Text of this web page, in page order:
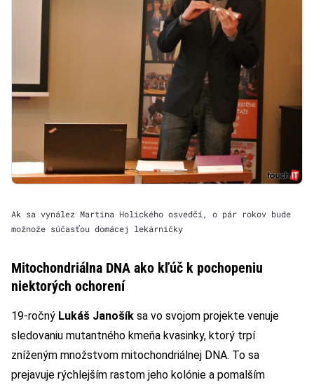
Ak sa vynález Martina Holického osvedčí, o pár rokov bude
možnože súčasťou domácej lekárničky
Mitochondriálna DNA ako kľúč k pochopeniu
niektorých ochorení
19-ročný Lukáš Janošík sa vo svojom projekte venuje
sledovaniu mutantného kmeňa kvasinky, ktorý trpí
zníženým množstvom mitochondriálnej DNA. To sa
prejavuje rýchlejším rastom jeho kolónie a pomalším